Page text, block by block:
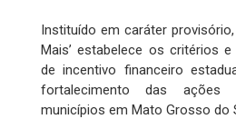
Instituído em caráter
Mais’ estabelece os critérios
de incentivo financeiro
fortalecimento das ações
municípios em Mato Grosso do